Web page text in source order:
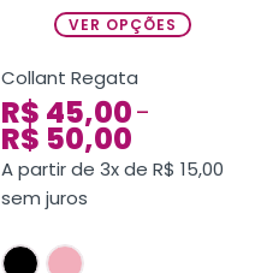
VER OPÇÕES
Collant Regata
R$ 45,00 –
R$ 50,00
A partir de 3x de R$ 15,00
sem juros